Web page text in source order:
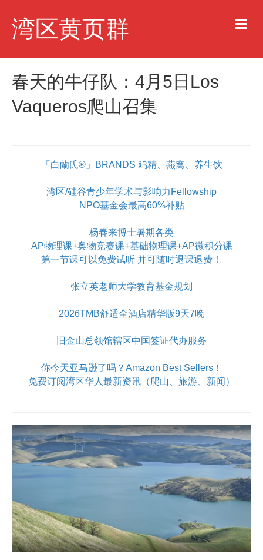
湾区黄页群 M
e
u
春天的牛仔队：4月5日Los
Vaqueros爬山召集
「白蘭氏®」BRANDS 鸡精、燕窝、养生饮
湾区/硅谷青少年学术与影响力Fellowship
NPO基金会最高60%补贴
杨春来博士暑期各类
AP物理课+奥物竞赛课+基础物理课+AP微积分课
第一节课可以免费试听 并可随时退课退费！
张立英老师大学教育基金规划
2026TMB舒适全酒店精华版9天7晚
旧金山总领馆辖区中国签证代办服务
你今天亚马逊了吗？Amazon Best Sellers！
免费订阅湾区华人最新资讯（爬山、旅游、新闻）